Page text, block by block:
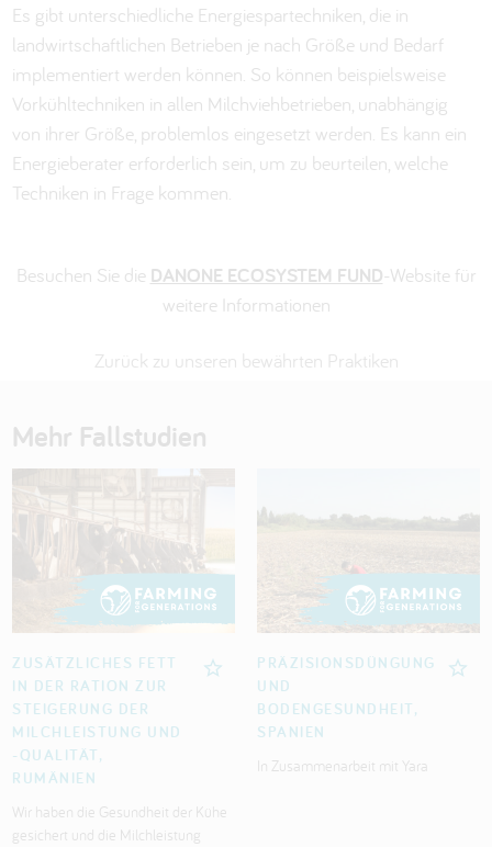
Es gibt unterschiedliche Energiespartechniken, die in
landwirtschaftlichen Betrieben je nach Größe und Bedarf
implementiert werden können. So können beispielsweise
Vorkühltechniken in allen Milchviehbetrieben, unabhängig
von ihrer Größe, problemlos eingesetzt werden. Es kann ein
Energieberater erforderlich sein, um zu beurteilen, welche
Techniken in Frage kommen.
Besuchen Sie die DANONE ECOSYSTEM FUND-Website für
weitere Informationen
Zurück zu unseren bewährten Praktiken
Mehr Fallstudien
ZUSÄTZLICHES FETT
IN DER RATION ZUR
STEIGERUNG DER
MILCHLEISTUNG UND
-QUALITÄT,
RUMÄNIEN
Wir haben die Gesundheit der Kühe
gesichert und die Milchleistung
PRÄZISIONSDÜNGUNG
UND
BODENGESUNDHEIT,
SPANIEN
In Zusammenarbeit mit Yara